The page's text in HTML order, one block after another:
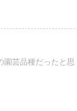
園芸品種だったと思